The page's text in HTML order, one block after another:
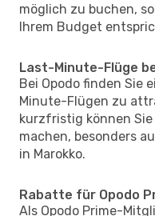
möglich zu buchen,
Ihrem Budget
Last-Minute-Flüge
Bei Opodo finden Sie
Minute-Flügen zu
kurzfristig können
machen, besonders
in Marokko.
Rabatte für Opodo
Als Opodo Prime-